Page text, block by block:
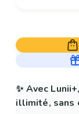
✨ Avec
illimité, sans